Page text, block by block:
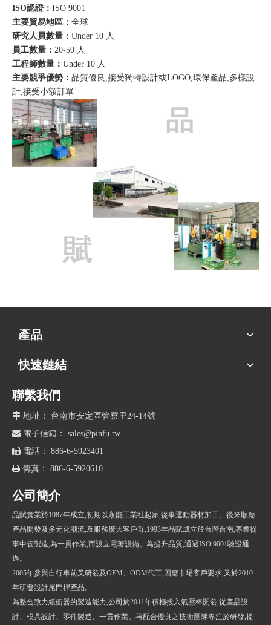
ISO認證： ISO 9001
主要貿易地區： 全球
研究人員數量： Under 10 人
員工數量： 20-50 人
工程師數量： Under 10 人
主要競爭優勢： 品質優良,接受獨特設計或LOGO,環保產品,多樣設
計,接受小額訂單
產品
快速鏈結
聯繫我們
 地址： 台南市安定區管寮里24-14號
 電子信箱： sales@pinfu.tw
 電話： 886-6-5923401
 傳真： 886-6-5920610
公司簡介
品賦實業於1987年成立,初期以永能工業社起家,從事運動器材加工。後來順應
產品開發及多元化潮流,及服務廣大客戶群,1993年品賦成立於台灣台南,專業從
事中管製造,為一貫作業,而設立電著設備。為提升品質,通過ISO 9001驗證通
過。
2005年參與自行車前叉研發及OEM、ODM代工,因應市場客戶要求,又於2010
年研發設計尾門桿產品。
為整合致力緩衝器的製造能力,公司於2011年積極投入氣壓棒開發,從產品設
計、模具設計、零件製造、一貫作業。再配合優良之技術團隊專注於研發,提